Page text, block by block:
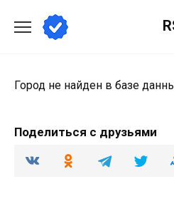
содержанию
Город не найден в базе
Поделиться с друзьями